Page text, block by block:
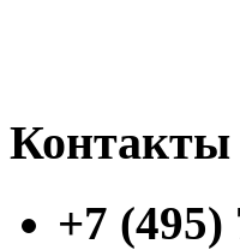
Контакты
+7 (495)